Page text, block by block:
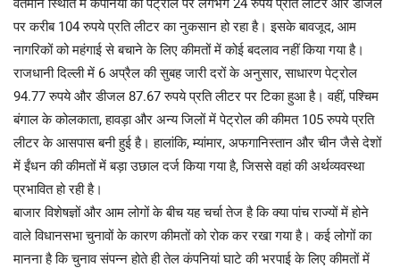
पर करीब 104 रुपये प्रति लीटर का नुकसान हो रहा है। इसके बावजूद, आम
नागरिकों को महंगाई से बचाने के लिए कीमतों में कोई बदलाव नहीं किया गया है।
राजधानी दिल्ली में 6 अप्रैल की सुबह जारी दरों के अनुसार, साधारण पेट्रोल
94.77 रुपये और डीजल 87.67 रुपये प्रति लीटर पर टिका हुआ है। वहीं, पश्चिम
बंगाल के कोलकाता, हावड़ा और अन्य जिलों में पेट्रोल की कीमत 105 रुपये प्रति
लीटर के आसपास बनी हुई है। हालांकि, म्यांमार, अफगानिस्तान और चीन जैसे देशों
में ईंधन की कीमतों में बड़ा उछाल दर्ज किया गया है, जिससे वहां की अर्थव्यवस्था
प्रभावित हो रही है।
बाजार विशेषज्ञों और आम लोगों के बीच यह चर्चा तेज है कि क्या पांच राज्यों में होने
वाले विधानसभा चुनावों के कारण कीमतों को रोक कर रखा गया है। कई लोगों का
मानना है कि चुनाव संपन्न होते ही तेल कंपनियां घाटे की भरपाई के लिए कीमतों में